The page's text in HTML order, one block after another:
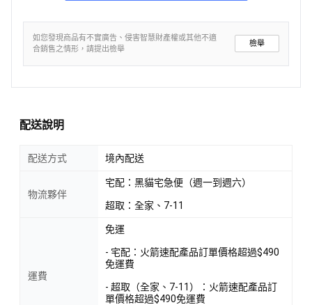
如您發現商品有不實廣告、侵害智慧財產權或其他不適
合銷售之情形，請提出檢舉
檢舉
配送說明
配送方式 境內配送
物流夥伴
宅配：黑貓宅急便（週一到週六）
超取：全家、7-11
運費
免運
- 宅配：火箭速配產品訂單價格超過$490
免運費
- 超取（全家、7-11）：火箭速配產品訂
單價格超過$490免運費